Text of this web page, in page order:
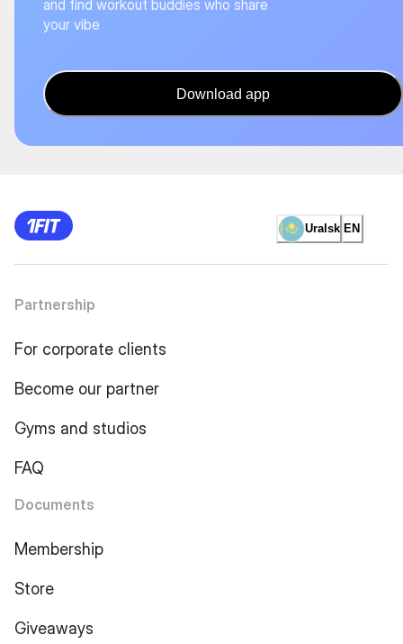
and find workout buddies who share
your vibe
Download app
Uralsk EN
Partnership
For corporate clients
Become our partner
Gyms and studios
FAQ
Documents
Membership
Store
Giveaways